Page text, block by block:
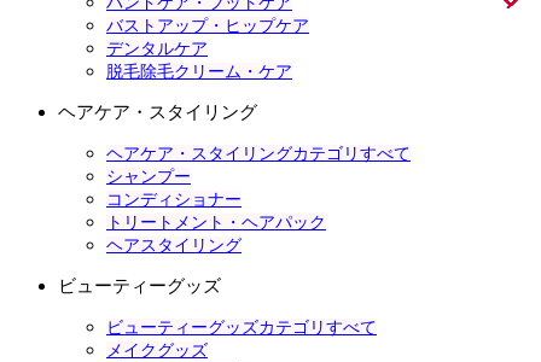
バストアップ・ヒップケア
デンタルケア
脱毛除毛クリーム・ケア
ヘアケア・スタイリング
ヘアケア・スタイリングカテゴリすべて
シャンプー
コンディショナー
トリートメント・ヘアパック
ヘアスタイリング
ビューティーグッズ
ビューティーグッズカテゴリすべて
メイクグッズ